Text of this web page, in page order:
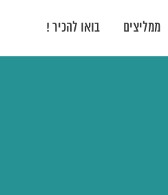
ממליצים בואו להכיר !